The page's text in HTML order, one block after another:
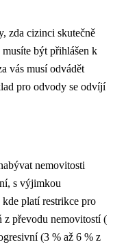
zda cizinci skutečně
být přihlášen k
vás musí odvádět
pro odvody se odvíjí
nemovitosti
s výjimkou
kde platí restrikce pro
z převodu nemovitostí (
(3 % až 6 % z